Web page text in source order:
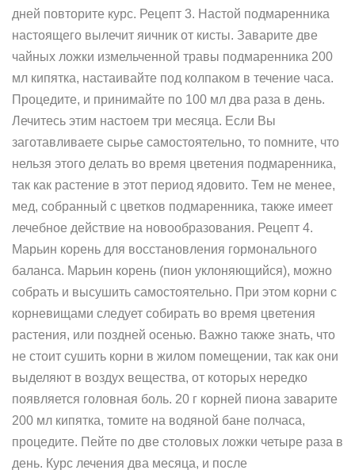
дней повторите курс. Рецепт 3. Настой подмаренника
настоящего вылечит яичник от кисты. Заварите две
чайных ложки измельченной травы подмаренника 200
мл кипятка, настаивайте под колпаком в течение часа.
Процедите, и принимайте по 100 мл два раза в день.
Лечитесь этим настоем три месяца. Если Вы
заготавливаете сырье самостоятельно, то помните, что
нельзя этого делать во время цветения подмаренника,
так как растение в этот период ядовито. Тем не менее,
мед, собранный с цветков подмаренника, также имеет
лечебное действие на новообразования. Рецепт 4.
Марьин корень для восстановления гормонального
баланса. Марьин корень (пион уклоняющийся), можно
собрать и высушить самостоятельно. При этом корни с
корневищами следует собирать во время цветения
растения, или поздней осенью. Важно также знать, что
не стоит сушить корни в жилом помещении, так как они
выделяют в воздух вещества, от которых нередко
появляется головная боль. 20 г корней пиона заварите
200 мл кипятка, томите на водяной бане полчаса,
процедите. Пейте по две столовых ложки четыре раза в
день. Курс лечения два месяца, и после